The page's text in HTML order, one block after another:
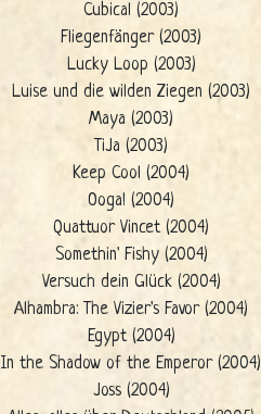
Cubical (2003)
Fliegenfänger (2003)
Lucky Loop (2003)
Luise und die wilden Ziegen (2003)
Maya (2003)
TiJa (2003)
Keep Cool (2004)
Ooga! (2004)
Quattuor Vincet (2004)
Somethin' Fishy (2004)
Versuch dein Glück (2004)
Alhambra: The Vizier's Favor (2004)
Egypt (2004)
In the Shadow of the Emperor (2004)
Joss (2004)